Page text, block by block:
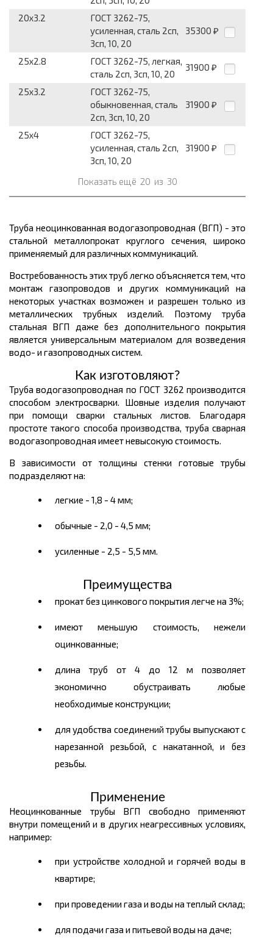
20x3.2
ГОСТ 3262-75,
усилен­ная, сталь 2сп,
3сп, 10, 20
35300 ₽
25x2.8
ГОСТ 3262-75, легкая,
сталь 2сп, 3сп, 10, 20
31900 ₽
25x3.2
ГОСТ 3262-75,
обыкновенная, сталь
2сп, 3сп, 10, 20
31900 ₽
25x4
ГОСТ 3262-75,
усилен­ная, сталь 2сп,
3сп, 10, 20
31900 ₽
Показать ещё 20 из 30
Труба неоцинкованная водогазопроводная (ВГП) - это
стальной металлопрокат круглого сечения, широко
применяемый для различных коммуникаций.
Востребованность этих труб легко объясняется тем, что
монтаж газопроводов и других коммуникаций на
некоторых участках возможен и разрешен только из
металлических трубных изделий. Поэтому труба
стальная ВГП даже без дополнительного покрытия
является универсальным материалом для возведения
водо- и газопроводных систем.
Как изготовляют?
Труба водогазопроводная по ГОСТ 3262 производится
способом электросварки. Шовные изделия получают
при помощи сварки стальных листов. Благодаря
простоте такого способа производства, труба сварная
водогазопроводная имеет невысокую стоимость.
В зависимости от толщины стенки готовые трубы
подразделяют на:
легкие - 1,8 - 4 мм;
обычные - 2,0 - 4,5 мм;
усиленные - 2,5 - 5,5 мм.
Преимущества
прокат без цинкового покрытия легче на 3%;
имеют меньшую стоимость, нежели
оцинкованные;
длина труб от 4 до 12 м позволяет
экономично обустраивать любые
необходимые конструкции;
для удобства соединений трубы выпускают с
нарезанной резьбой, с накатанной, и без
резьбы.
Применение
Неоцинкованные трубы ВГП свободно применяют
внутри помещений и в других неагрессивных условиях,
например:
при устройстве холодной и горячей воды в
квартире;
при проведении газа и воды на теплый склад;
для подачи газа и питьевой воды на даче;